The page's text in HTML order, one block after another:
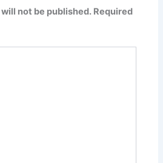
not be published. Required